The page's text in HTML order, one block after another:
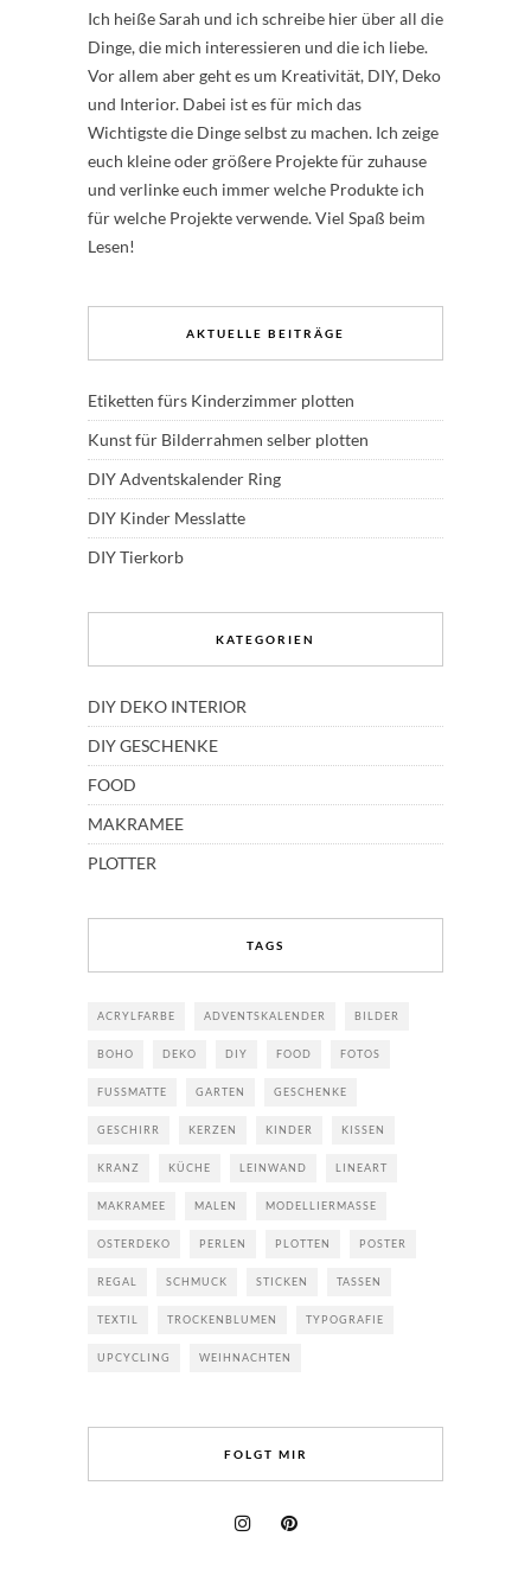
Ich heiße Sarah und ich schreibe hier über all die
Dinge, die mich interessieren und die ich liebe.
Vor allem aber geht es um Kreativität, DIY, Deko
und Interior. Dabei ist es für mich das
Wichtigste die Dinge selbst zu machen. Ich zeige
euch kleine oder größere Projekte für zuhause
und verlinke euch immer welche Produkte ich
für welche Projekte verwende. Viel Spaß beim
Lesen!
AKTUELLE BEITRÄGE
Etiketten fürs Kinderzimmer plotten
Kunst für Bilderrahmen selber plotten
DIY Adventskalender Ring
DIY Kinder Messlatte
DIY Tierkorb
KATEGORIEN
DIY DEKO INTERIOR
DIY GESCHENKE
FOOD
MAKRAMEE
PLOTTER
TAGS
ACRYLFARBE ADVENTSKALENDER BILDER
BOHO DEKO DIY FOOD FOTOS
FUSSMATTE GARTEN GESCHENKE
GESCHIRR KERZEN KINDER KISSEN
KRANZ KÜCHE LEINWAND LINEART
MAKRAMEE MALEN MODELLIERMASSE
OSTERDEKO PERLEN PLOTTEN POSTER
REGAL SCHMUCK STICKEN TASSEN
TEXTIL TROCKENBLUMEN TYPOGRAFIE
UPCYCLING WEIHNACHTEN
FOLGT MIR